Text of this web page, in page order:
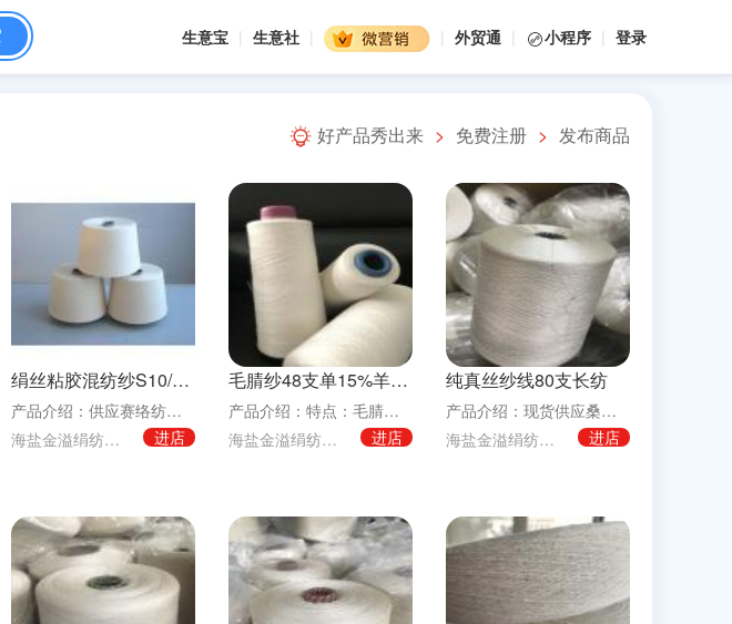
生意宝 | 生意社 | | 外贸通 | 小程序 | 登录
好产品秀出来 免费注册 发布商品
绢丝粘胶混纺纱S10/R90 30支针织混纺纱
产品介绍：供应赛络纺绢丝粘胶混纺纱 60支120支 21支32支 10/90配比21支，绢
海盐金溢绢纺有限责任公司
进店
毛腈纱48支单15%羊毛85%腈纶
产品介绍：特点：毛腈纱手感柔软细腻、绒毛丰满、保暖性好的优点常规支数：21s,28s,32
海盐金溢绢纺有限责任公司
进店
纯真丝纱线80支长纺
产品介绍：现货供应桑蚕丝绢丝真丝纱线 针织服装面料纱线长期生产供应现货60n/2、80n/
海盐金溢绢纺有限责任公司
进店